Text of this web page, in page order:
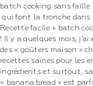
batch cooking sans faille
qui font la tronche dans
Recette facile + batch
!
Il y a quelques mois,
des « goûters maison »
recettes saines pour les
ingrédients et surtout,
« banana bread » est